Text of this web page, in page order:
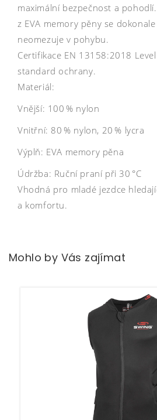
maximální bezpečnost a
z EVA memory pěny se
neomezuje v pohybu.
Certifikace EN 13158:2018
standard ochrany.
Materiál:
Vnější: 100 % nylon
Vnitřní: 80 % nylon, 20 % lycra
Výplň: EVA memory pěna
Údržba: Ruční praní při 30 °C
Vhodná pro mladé jezdce
a komfortu.
Mohlo by Vás zajímat